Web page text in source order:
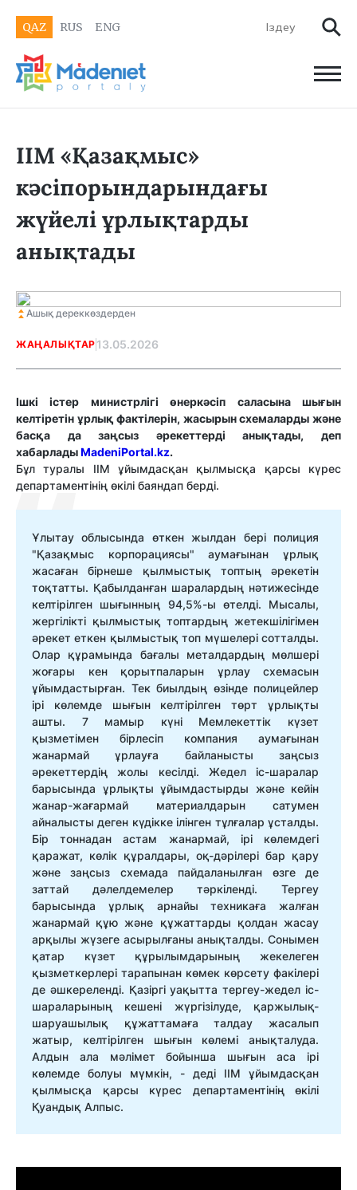
QAZ RUS ENG
ІІМ «Қазақмыс»
кәсіпорындарындағы
жүйелі ұрлықтарды
анықтады
Ашық дереккөздерден
ЖАҢАЛЫҚТАР 13.05.2026
Ішкі істер министрлігі өнеркәсіп саласына шығын
келтіретін ұрлық фактілерін, жасырын схемаларды және
басқа да заңсыз әрекеттерді анықтады, деп
хабарладыMadeniPortal.kz.
Бұл туралы ІІМ ұйымдасқан қылмысқа қарсы күрес
департаментінің өкілі баяндап берді.
Ұлытау облысында өткен жылдан бері полиция
"Қазақмыс корпорациясы" аумағынан ұрлық
жасаған бірнеше қылмыстық топтың әрекетін
тоқтатты. Қабылданған шаралардың нәтижесінде
келтірілген шығынның 94,5%-ы өтелді. Мысалы,
жергілікті қылмыстық топтардың жетекшілігімен
әрекет еткен қылмыстық топ мүшелері сотталды.
Олар құрамында бағалы металдардың мөлшері
жоғары кен қорытпаларын ұрлау схемасын
ұйымдастырған. Тек биылдың өзінде полицейлер
ірі көлемде шығын келтірілген төрт ұрлықты
ашты. 7 мамыр күні Мемлекеттік күзет
қызметімен бірлесіп компания аумағынан
жанармай ұрлауға байланысты заңсыз
әрекеттердің жолы кесілді. Жедел іс-шаралар
барысында ұрлықты ұйымдастырды және кейін
жанар-жағармай материалдарын сатумен
айналысты деген күдікке ілінген тұлғалар ұсталды.
Бір тоннадан астам жанармай, ірі көлемдегі
қаражат, көлік құралдары, оқ-дәрілері бар қару
және заңсыз схемада пайдаланылған өзге де
заттай дәлелдемелер тәркіленді. Тергеу
барысында ұрлық арнайы техникаға жалған
жанармай құю және құжаттарды қолдан жасау
арқылы жүзеге асырылғаны анықталды. Сонымен
қатар күзет құрылымдарының жекелеген
қызметкерлері тарапынан көмек көрсету факілері
де әшкереленді. Қазіргі уақытта тергеу-жедел іс-
шараларының кешені жүргізілуде, қаржылық-
шаруашылық құжаттамаға талдау жасалып
жатыр, келтірілген шығын көлемі анықталуда.
Алдын ала мәлімет бойынша шығын аса ірі
көлемде болуы мүмкін, - деді ІІМ ұйымдасқан
қылмысқа қарсы күрес департаментінің өкілі
Қуандық Алпыс.